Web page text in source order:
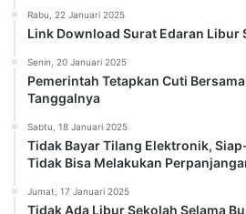
Rabu, 22 Januari 2025
Link Download Surat Edaran Libur
Senin, 20 Januari 2025
Pemerintah Tetapkan Cuti
Tanggalnya
Sabtu, 18 Januari 2025
Tidak Bayar Tilang Elektronik,
Tidak Bisa Melakukan
Jumat, 17 Januari 2025
Tidak Ada Libur Sekolah Selama